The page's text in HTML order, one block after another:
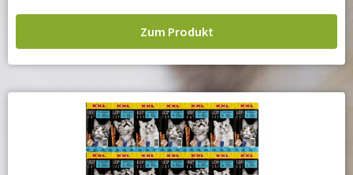
Zum Produkt